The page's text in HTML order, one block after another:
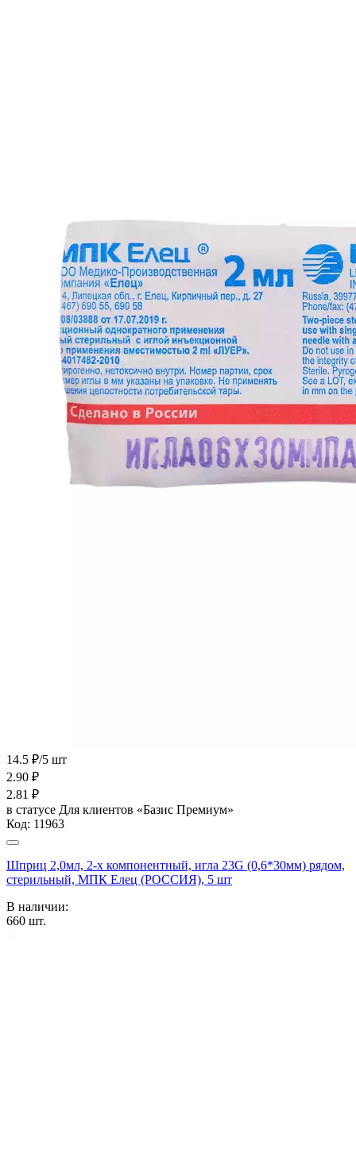
14.5 ₽/5 шт
2.90 ₽
2.81 ₽
в статусе Для клиентов «Базис Премиум»
Код: 11963
Шприц 2,0мл, 2-х компонентный, игла 23G (0,6*30мм) рядом,
стерильный, МПК Елец (РОССИЯ), 5 шт
В наличии:
660 шт.